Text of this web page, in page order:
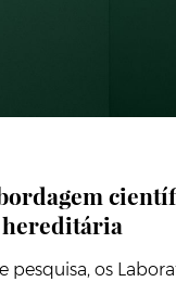
pesquisa, os